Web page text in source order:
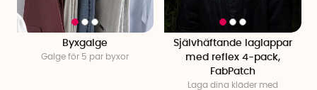
Byxgalge
Galge för 5 par byxor
Självhäftande laglappar
med reflex 4-pack,
FabPatch
Laga dina kläder med